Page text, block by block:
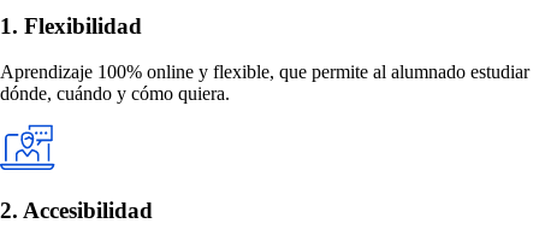
1. Flexibilidad
Aprendizaje 100% online y flexible, que permite al alumnado estudiar
dónde, cuándo y cómo quiera.
2. Accesibilidad